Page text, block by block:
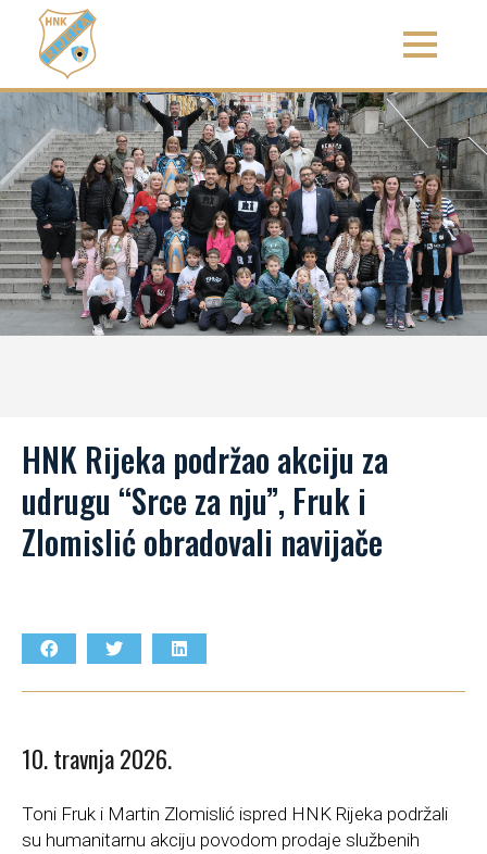
HNK Rijeka podržao akciju za
udrugu “Srce za nju”, Fruk i
Zlomislić obradovali navijače
10. travnja 2026.
Toni Fruk i Martin Zlomislić ispred HNK Rijeka podržali
su humanitarnu akciju povodom prodaje službenih